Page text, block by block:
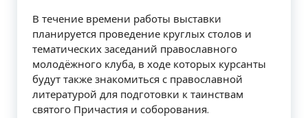
В течение времени работы выставки
планируется проведение круглых столов и
тематических заседаний православного
молодёжного клуба, в ходе которых курсанты
будут также знакомиться с православной
литературой для подготовки к таинствам
святого Причастия и соборования.